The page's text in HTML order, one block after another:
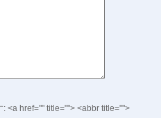
: <a href="" title=""> <abbr title="">